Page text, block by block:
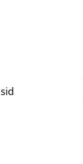
sid